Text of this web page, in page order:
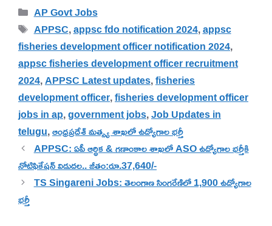
Categories
AP Govt Jobs
Tags
APPSC,appsc fdo notification 2024,appsc
fisheries development officer notification 2024,
appsc fisheries development officer recruitment
2024,APPSC Latest updates,fisheries
development officer,fisheries development officer
jobs in ap,government jobs,Job Updates in
telugu,ఆంధ్రప్రదేశ్ మత్స్య శాఖలో ఉద్యోగాల భర్తీ
APPSC: ఏపీ ఆర్థిక & గణాంకాల శాఖలో ASO ఉద్యోగాల భర్తీకి
నోటిఫికేషన్ విడుదల.. జీతం:రూ.37,640/-
TS Singareni Jobs: తెలంగాణ సింగరేణిలో 1,900 ఉద్యోగాల
భర్తీ